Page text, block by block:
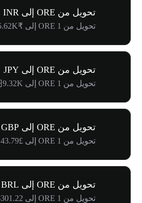
تحويل من ORE إلى INR
تحويل من 1 ORE إلى ₹5.62K
تحويل من ORE إلى JPY
تحويل من 1 ORE إلى 円9.32K
تحويل من ORE إلى GBP
تحويل من 1 ORE إلى £43.79
تحويل من ORE إلى BRL
تحويل من 1 ORE إلى R$301.22